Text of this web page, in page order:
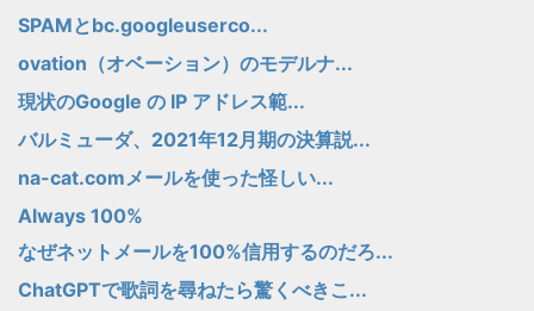
SPAMとbc.googleuserco...
ovation（オベーション）のモデルナ...
現状のGoogle の IP アドレス範...
バルミューダ、2021年12月期の決算説...
na-cat.comメールを使った怪しい...
Always 100%
なぜネットメールを100%信用するのだろ...
ChatGPTで歌詞を尋ねたら驚くべきこ...